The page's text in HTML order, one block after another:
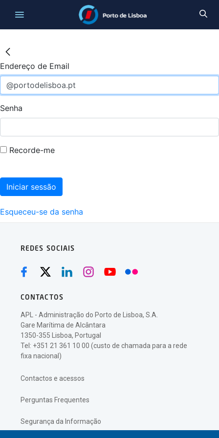
Endereço de Email
Senha
Recorde-me
Iniciar sessão
Esqueceu-se da senha
REDES SOCIAIS
CONTACTOS
APL - Administração do Porto de Lisboa, S.A.
Gare Marítima de Alcântara
1350-355 Lisboa, Portugal
Tel: +351 21 361 10 00 (custo de chamada para a rede
fixa nacional)
Contactos e acessos
Perguntas Frequentes
Segurança da Informação